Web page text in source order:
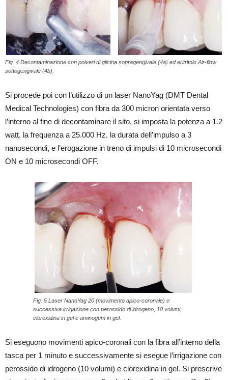
Fig. 4 Decontaminazione con polveri di glicina sopragengivale (4a) ed eritritolo Air-flow
sottogengivale (4b).
Si procede poi con l’utilizzo di un laser NanoYag (DMT Dental
Medical Technologies) con fibra da 300 micron orientata verso
l’interno al fine di decontaminare il sito, si imposta la potenza a 1.2
watt, la frequenza a 25.000 Hz, la durata dell’impulso a 3
nanosecondi, e l’erogazione in treno di impulsi di 10 microsecondi
ON e 10 microsecondi OFF.
Fig. 5 Laser NanoYag 20 (movimento apico-coronale) e
successiva irrigazione con perossido di idrogeno, 10 volumi,
clorexidina in gel e aminogum in gel.
Si eseguono movimenti apico-coronali con la fibra all’interno della
tasca per 1 minuto e successivamente si esegue l’irrigazione con
perossido di idrogeno (10 volumi) e clorexidina in gel. Si prescrive